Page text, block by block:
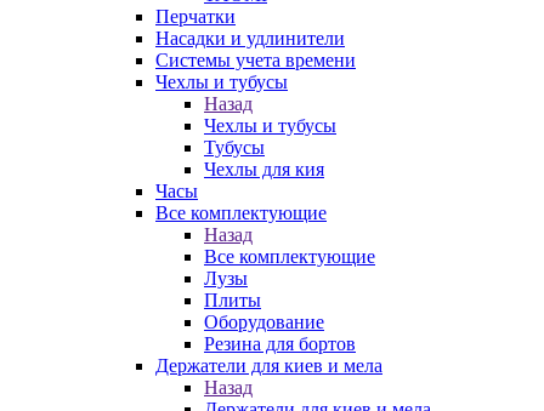
Перчатки
Насадки и удлинители
Системы учета времени
Чехлы и тубусы
Назад
Чехлы и тубусы
Тубусы
Чехлы для кия
Часы
Все комплектующие
Назад
Все комплектующие
Лузы
Плиты
Оборудование
Резина для бортов
Держатели для киев и мела
Назад